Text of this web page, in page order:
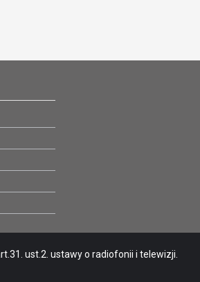
ust.2. ustawy o radiofonii i telewizji.